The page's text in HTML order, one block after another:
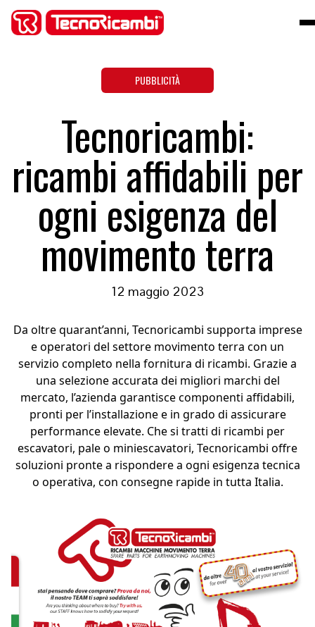
PUBBLICITÀ
Tecnoricambi:
ricambi affidabili per
ogni esigenza del
movimento terra
12 maggio 2023
Da oltre quarant’anni, Tecnoricambi supporta imprese
e operatori del settore movimento terra con un
servizio completo nella fornitura di ricambi. Grazie a
una selezione accurata dei migliori marchi del
mercato, l’azienda garantisce componenti affidabili,
pronti per l’installazione e in grado di assicurare
performance elevate. Che si tratti di ricambi per
escavatori, pale o miniescavatori, Tecnoricambi offre
soluzioni pronte a rispondere a ogni esigenza tecnica
o operativa, con consegne rapide in tutta Italia.